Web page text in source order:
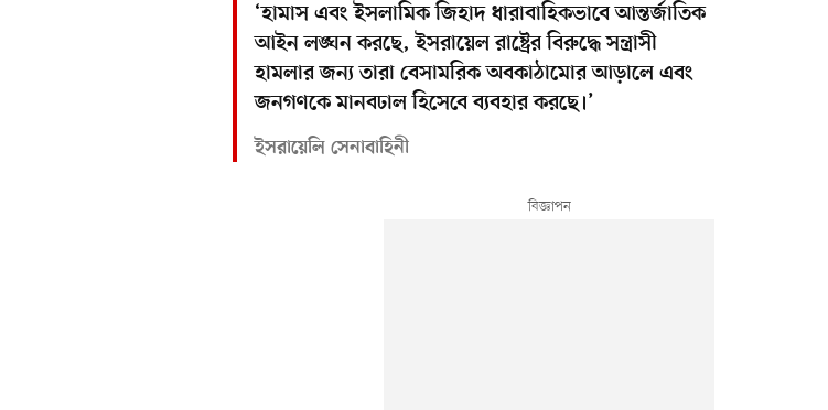
‘হামাস এবং ইসলামিক জিহাদ ধারাবাহিকভাবে আন্তর্জাতিক
আইন লঙ্ঘন করছে, ইসরায়েল রাষ্ট্রের বিরুদ্ধে সন্ত্রাসী
হামলার জন্য তারা বেসামরিক অবকাঠামোর আড়ালে এবং
জনগণকে মানবঢাল হিসেবে ব্যবহার করছে।’
ইসরায়েলি সেনাবাহিনী